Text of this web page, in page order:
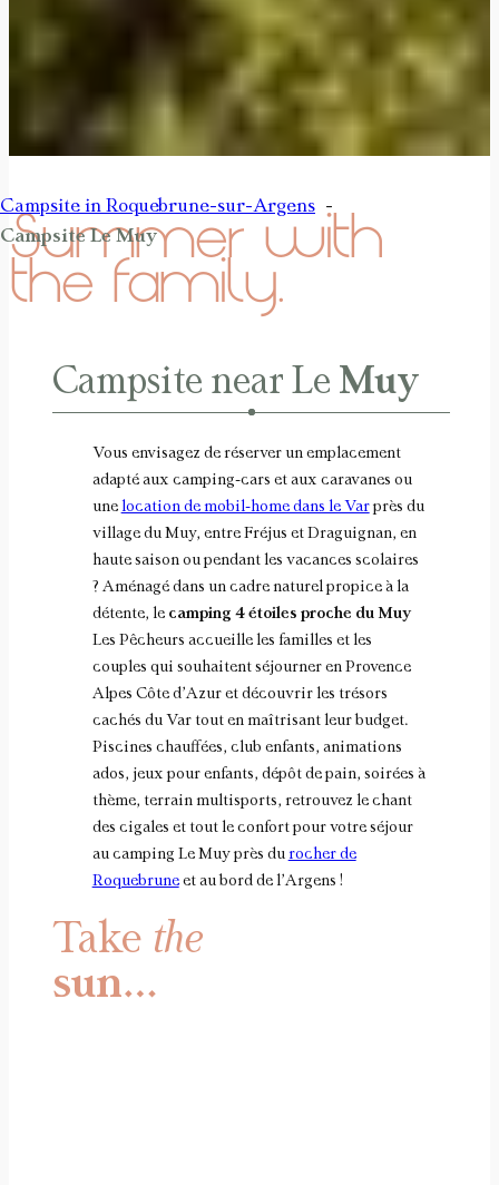
Campsite in Roquebrune-sur-Argens
Campsite Le Muy
Summer with
the family.
Campsite near Le Muy
Vous envisagez de réserver un emplacement
adapté aux camping-cars et aux caravanes ou
une location de mobil-home dans le Varprès du
village du Muy, entre Fréjus et Draguignan, en
haute saison ou pendant les vacances scolaires
? Aménagé dans un cadre naturel propice à la
détente, le camping 4 étoiles proche du Muy
Les Pêcheurs accueille les familles et les
couples qui souhaitent séjourner en Provence
Alpes Côte d’Azur et découvrir les trésors
cachés du Var tout en maîtrisant leur budget.
Piscines chauffées, club enfants, animations
ados, jeux pour enfants, dépôt de pain, soirées à
thème, terrain multisports, retrouvez le chant
des cigales et tout le confort pour votre séjour
au camping Le Muy près du rocher de
Roquebruneet au bord de l’Argens !
Take the
sun…